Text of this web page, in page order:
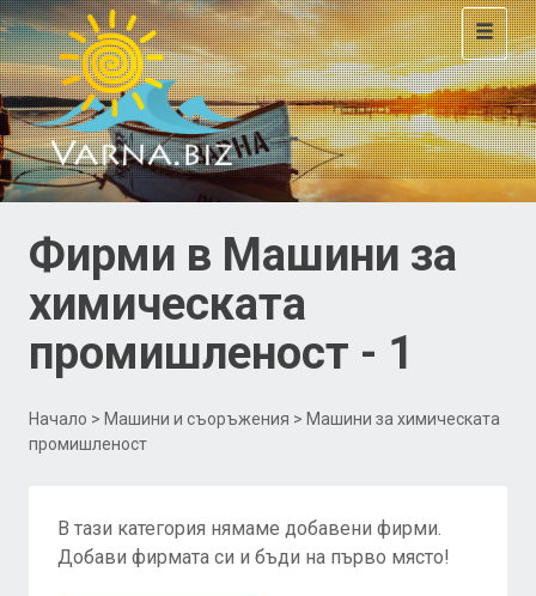
Toggle
Фирми в Машини за
химическата
промишленост - 1
Начало > Машини и съоръжения > Машини за химическата
промишленост
В тази категория нямаме добавени фирми.
Добави фирмата си и бъди на първо място!